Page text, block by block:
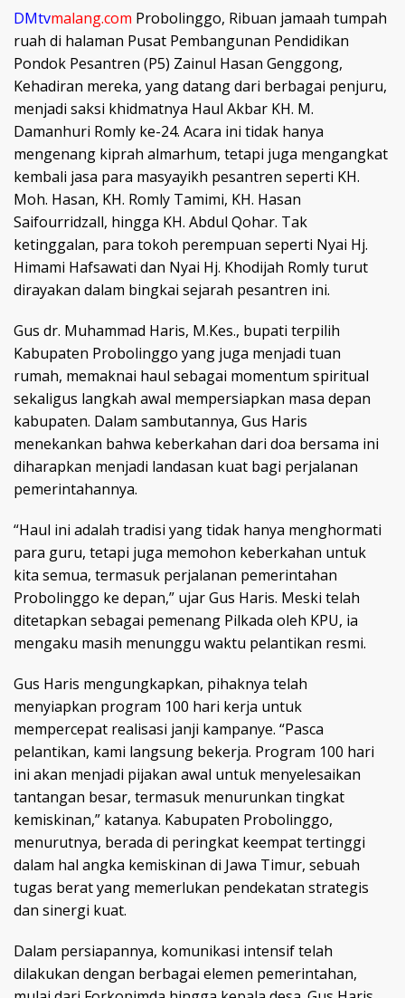
DMtvmalang.com Probolinggo, Ribuan jamaah tumpah
ruah di halaman Pusat Pembangunan Pendidikan
Pondok Pesantren (P5) Zainul Hasan Genggong,
Kehadiran mereka, yang datang dari berbagai penjuru,
menjadi saksi khidmatnya Haul Akbar KH. M.
Damanhuri Romly ke-24. Acara ini tidak hanya
mengenang kiprah almarhum, tetapi juga mengangkat
kembali jasa para masyayikh pesantren seperti KH.
Moh. Hasan, KH. Romly Tamimi, KH. Hasan
Saifourridzall, hingga KH. Abdul Qohar. Tak
ketinggalan, para tokoh perempuan seperti Nyai Hj.
Himami Hafsawati dan Nyai Hj. Khodijah Romly turut
dirayakan dalam bingkai sejarah pesantren ini.
Gus dr. Muhammad Haris, M.Kes., bupati terpilih
Kabupaten Probolinggo yang juga menjadi tuan
rumah, memaknai haul sebagai momentum spiritual
sekaligus langkah awal mempersiapkan masa depan
kabupaten. Dalam sambutannya, Gus Haris
menekankan bahwa keberkahan dari doa bersama ini
diharapkan menjadi landasan kuat bagi perjalanan
pemerintahannya.
“Haul ini adalah tradisi yang tidak hanya menghormati
para guru, tetapi juga memohon keberkahan untuk
kita semua, termasuk perjalanan pemerintahan
Probolinggo ke depan,” ujar Gus Haris. Meski telah
ditetapkan sebagai pemenang Pilkada oleh KPU, ia
mengaku masih menunggu waktu pelantikan resmi.
Gus Haris mengungkapkan, pihaknya telah
menyiapkan program 100 hari kerja untuk
mempercepat realisasi janji kampanye. “Pasca
pelantikan, kami langsung bekerja. Program 100 hari
ini akan menjadi pijakan awal untuk menyelesaikan
tantangan besar, termasuk menurunkan tingkat
kemiskinan,” katanya. Kabupaten Probolinggo,
menurutnya, berada di peringkat keempat tertinggi
dalam hal angka kemiskinan di Jawa Timur, sebuah
tugas berat yang memerlukan pendekatan strategis
dan sinergi kuat.
Dalam persiapannya, komunikasi intensif telah
dilakukan dengan berbagai elemen pemerintahan,